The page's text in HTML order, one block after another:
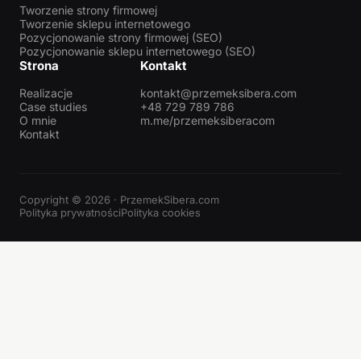
Tworzenie strony firmowej
Tworzenie sklepu internetowego
Pozycjonowanie strony firmowej (SEO)
Pozycjonowanie sklepu internetowego (SEO)
Strona
Realizacje
Case studies
O mnie
Kontakt
Kontakt
kontakt@przemeksibera.com
+48 729 789 786
m.me/przemeksiberacom
Copyright © 2026 · PrzemekSibera.com
Polityka prywatnościPolityka cookies